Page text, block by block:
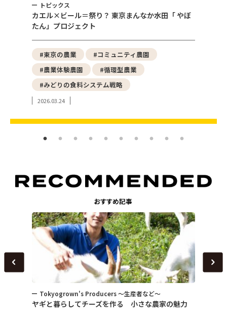
トピックス
カエル×ビール＝祭り？ 東京まんなか水田「 やぼ
たん」プロジェクト
#東京の農業
#コミュニティ農園
#農業体験農園
#循環型農業
#みどりの食料システム戦略
2026.03.24
Tokyogrown's Producers ～生産者など～
ヤギと暮らしてチーズを作る 小さな農家の魅力